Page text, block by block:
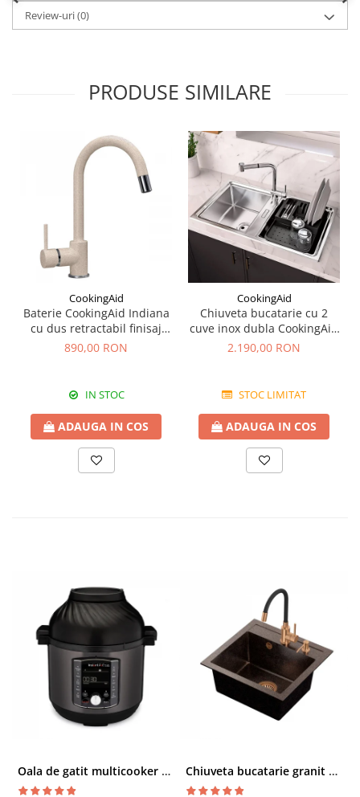
Review-uri(0)
PRODUSE SIMILARE
CookingAid
Baterie CookingAid Indiana
cu dus retractabil finisaj
granit Bej Pigmentat /
890,00 RON
IN STOC
ADAUGA IN COS
CookingAid
Chiuveta bucatarie cu 2
cuve inox dubla CookingAid
FUSION 86BB
2.190,00 RON
STOC LIMITAT
ADAUGA IN COS
Oala de gatit multicooker 11 functii Instant Pot Pro Crisp 8 + Air Fryer 7.6 lt Chiuveta bucatarie granit cu finisaj negru perlat/cupru Steingran Art Copper cu dozator si baterie Quadron